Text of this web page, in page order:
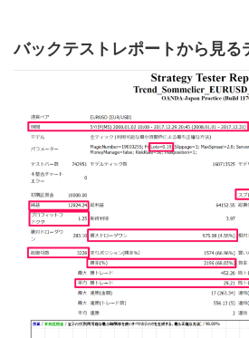
バックテストレポートから見る